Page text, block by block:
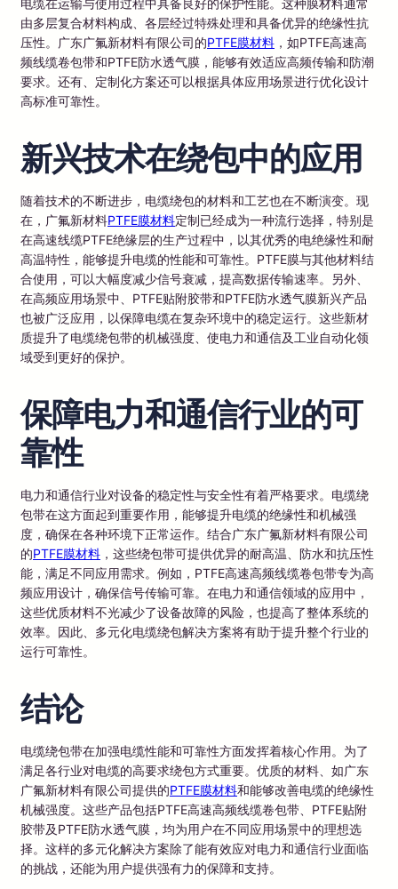
由多层复合材料构成、各层经过特殊处理和具备优异的绝缘性抗
压性。广东广氟新材料有限公司的PTFE膜材料 ，如PTFE高速高
频线缆卷包带和PTFE防水透气膜，能够有效适应高频传输和防潮
要求。还有、定制化方案还可以根据具体应用场景进行优化设计
高标准可靠性。
新兴技术在绕包中的应用
随着技术的不断进步，电缆绕包的材料和工艺也在不断演变。现
在，广氟新材料PTFE膜材料定制已经成为一种流行选择，特别是
在高速线缆PTFE绝缘层的生产过程中，以其优秀的电绝缘性和耐
高温特性，能够提升电缆的性能和可靠性。PTFE膜与其他材料结
合使用，可以大幅度减少信号衰减，提高数据传输速率。另外、
在高频应用场景中、PTFE贴附胶带和PTFE防水透气膜新兴产品
也被广泛应用，以保障电缆在复杂环境中的稳定运行。这些新材
质提升了电缆绕包带的机械强度、使电力和通信及工业自动化领
域受到更好的保护。
保障电力和通信行业的可
靠性
电力和通信行业对设备的稳定性与安全性有着严格要求。电缆绕
包带在这方面起到重要作用，能够提升电缆的绝缘性和机械强
度，确保在各种环境下正常运作。结合广东广氟新材料有限公司
的PTFE膜材料 ，这些绕包带可提供优异的耐高温、防水和抗压性
能，满足不同应用需求。例如，PTFE高速高频线缆卷包带专为高
频应用设计，确保信号传输可靠。在电力和通信领域的应用中，
这些优质材料不光减少了设备故障的风险，也提高了整体系统的
效率。因此、多元化电缆绕包解决方案将有助于提升整个行业的
运行可靠性。
结论
电缆绕包带在加强电缆性能和可靠性方面发挥着核心作用。为了
满足各行业对电缆的高要求绕包方式重要。优质的材料、如广东
广氟新材料有限公司提供的PTFE膜材料和能够改善电缆的绝缘性
机械强度。这些产品包括PTFE高速高频线缆卷包带、PTFE贴附
胶带及PTFE防水透气膜，均为用户在不同应用场景中的理想选
择。这样的多元化解决方案除了能有效应对电力和通信行业面临
的挑战，还能为用户提供强有力的保障和支持。